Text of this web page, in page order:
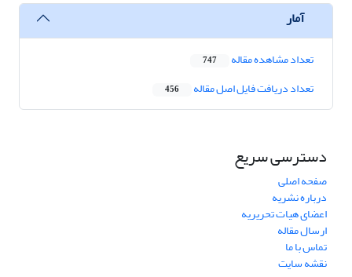
آمار
تعداد مشاهده مقاله 747
تعداد دریافت فایل اصل مقاله 456
دسترسی سریع
صفحه اصلی
درباره نشریه
اعضای هیات تحریریه
ارسال مقاله
تماس با ما
نقشه سایت